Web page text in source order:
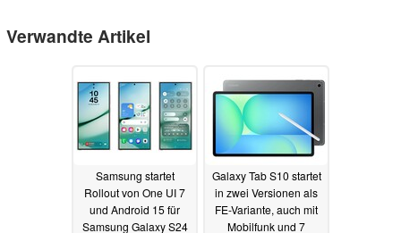
Verwandte Artikel
Samsung startet
Rollout von One UI 7
und Android 15 für
Samsung Galaxy S24
Galaxy Tab S10 startet
in zwei Versionen als
FE-Variante, auch mit
Mobilfunk und 7